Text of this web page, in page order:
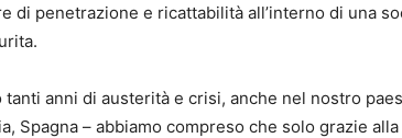
di penetrazione e ricattabilità all’interno di una
tanti anni di austerità e crisi, anche nel nostro
Spagna – abbiamo compreso che solo grazie